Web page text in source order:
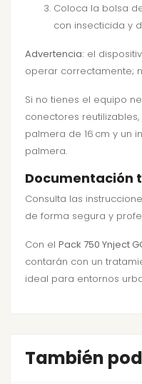
Coloca la bolsa
con insecticida y
Advertencia: el
operar correctamente;
Si no tienes el equipo
conectores reutilizables,
palmera de 16 cm y un
palmera.
Documentación
Consulta las
de forma segura y
Con el Pack 750 Ynject
contarán con un
ideal para entornos
También